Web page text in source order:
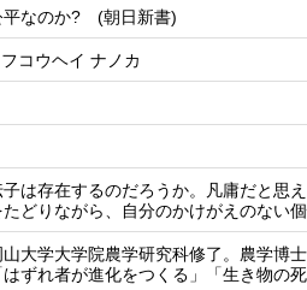
公平なのか? (朝日新書)
コウヘイ ナノカ
は存在するのだろうか。凡庸だと思
どりながら、自分のかけがえのない
大学大学院農学研究科修了。農学博
ずれ者が進化をつくる」「生き物の死